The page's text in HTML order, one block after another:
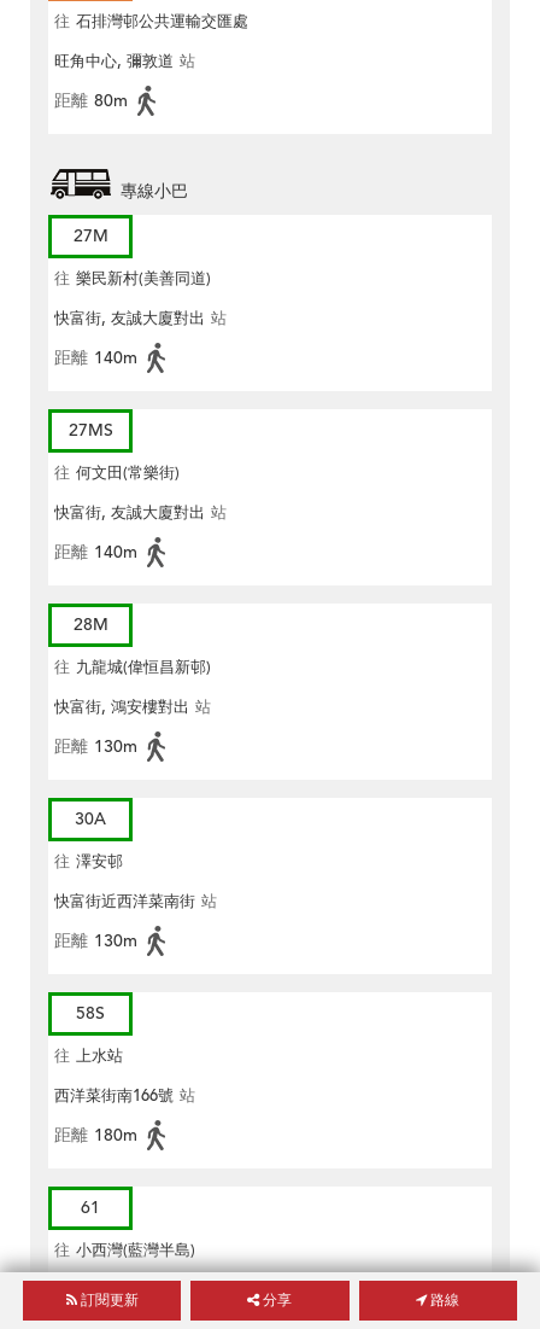
往 石排灣邨公共運輸交匯處
旺角中心, 彌敦道 站
距離 80m
專線小巴
27M
往 樂民新村(美善同道)
快富街, 友誠大廈對出 站
距離 140m
27MS
往 何文田(常樂街)
快富街, 友誠大廈對出 站
距離 140m
28M
往 九龍城(偉恒昌新邨)
快富街, 鴻安樓對出 站
距離 130m
30A
往 澤安邨
快富街近西洋菜南街 站
距離 130m
58S
往 上水站
西洋菜街南166號 站
距離 180m
61
往 小西灣(藍灣半島)
快富街, 友誠大廈對出
訂閱更新 分享 路線